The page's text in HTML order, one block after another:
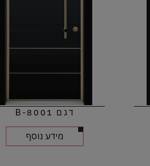
דגם 8001-B
מידע נוסף